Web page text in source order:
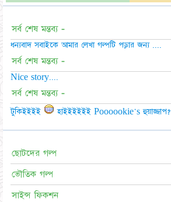
সর্ব শেষ মন্তব্য -
ধন্যবাদ সবাইকে আমার লেখা গল্পটি পড়ার জন্য ....
সর্ব শেষ মন্তব্য -
Nice story....
সর্ব শেষ মন্তব্য -
টুকিইইইই হাইইইইইই Poooookie's হুয়াজ্জাপ?
ছোটদের গল্প
ভৌতিক গল্প
সাইন্স ফিকশন